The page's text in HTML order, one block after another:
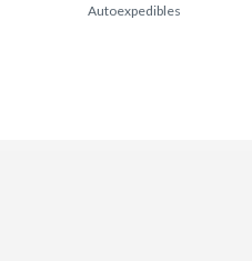
Autoexpedibles